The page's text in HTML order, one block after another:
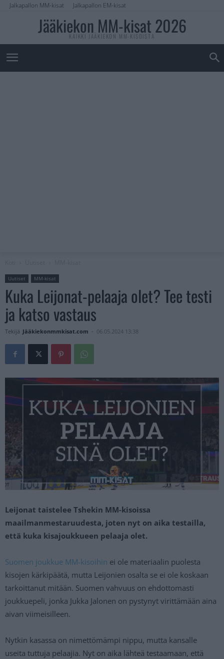
Jalkapallon MM-kisat Jalkapallon EM-kisat
Jääkiekon MM-kisat 2026
KAIKKI JÄÄKIEKON MM-KISOISTA
Uutiset MM-kisat
Kuka Leijonat-pelaaja olet? Tee testi
ja katso vastaus
Tekijä Jääkiekonmmkisat.com - 06.05.2024 13:38
Leijonat taistelee Tshekin MM-kisoissa
maailmanmestaruudesta, joten nyt on aika testailla,
että kuka kisajoukkueen pelaaja olet.
Suomen joukkue MM-kisoihin ei ole materiaalin puolesta
kisojen kärkipäätä, mutta Leijonien osalta se ei ole koskaan
tarkoittanut mitään. Suomen vahvuus on ehdottomasti
joukkuepeli, jonka Jukka Jalonen on pystynyt virittämään aina
aivan viimeisilleen.
Nytkin kasassa on nimettömämpi nippu, mutta kansalle
useita tuttuja pelaajia. Nyt on aika lähteä testaamaan, että